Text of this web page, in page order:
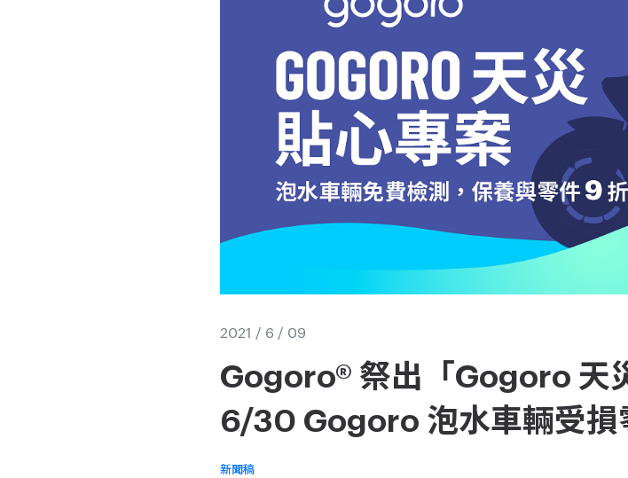
2021 / 6 / 09
Gogoro® 祭出「Gogoro 天
6/30 Gogoro 泡水車輛受損
新聞稿